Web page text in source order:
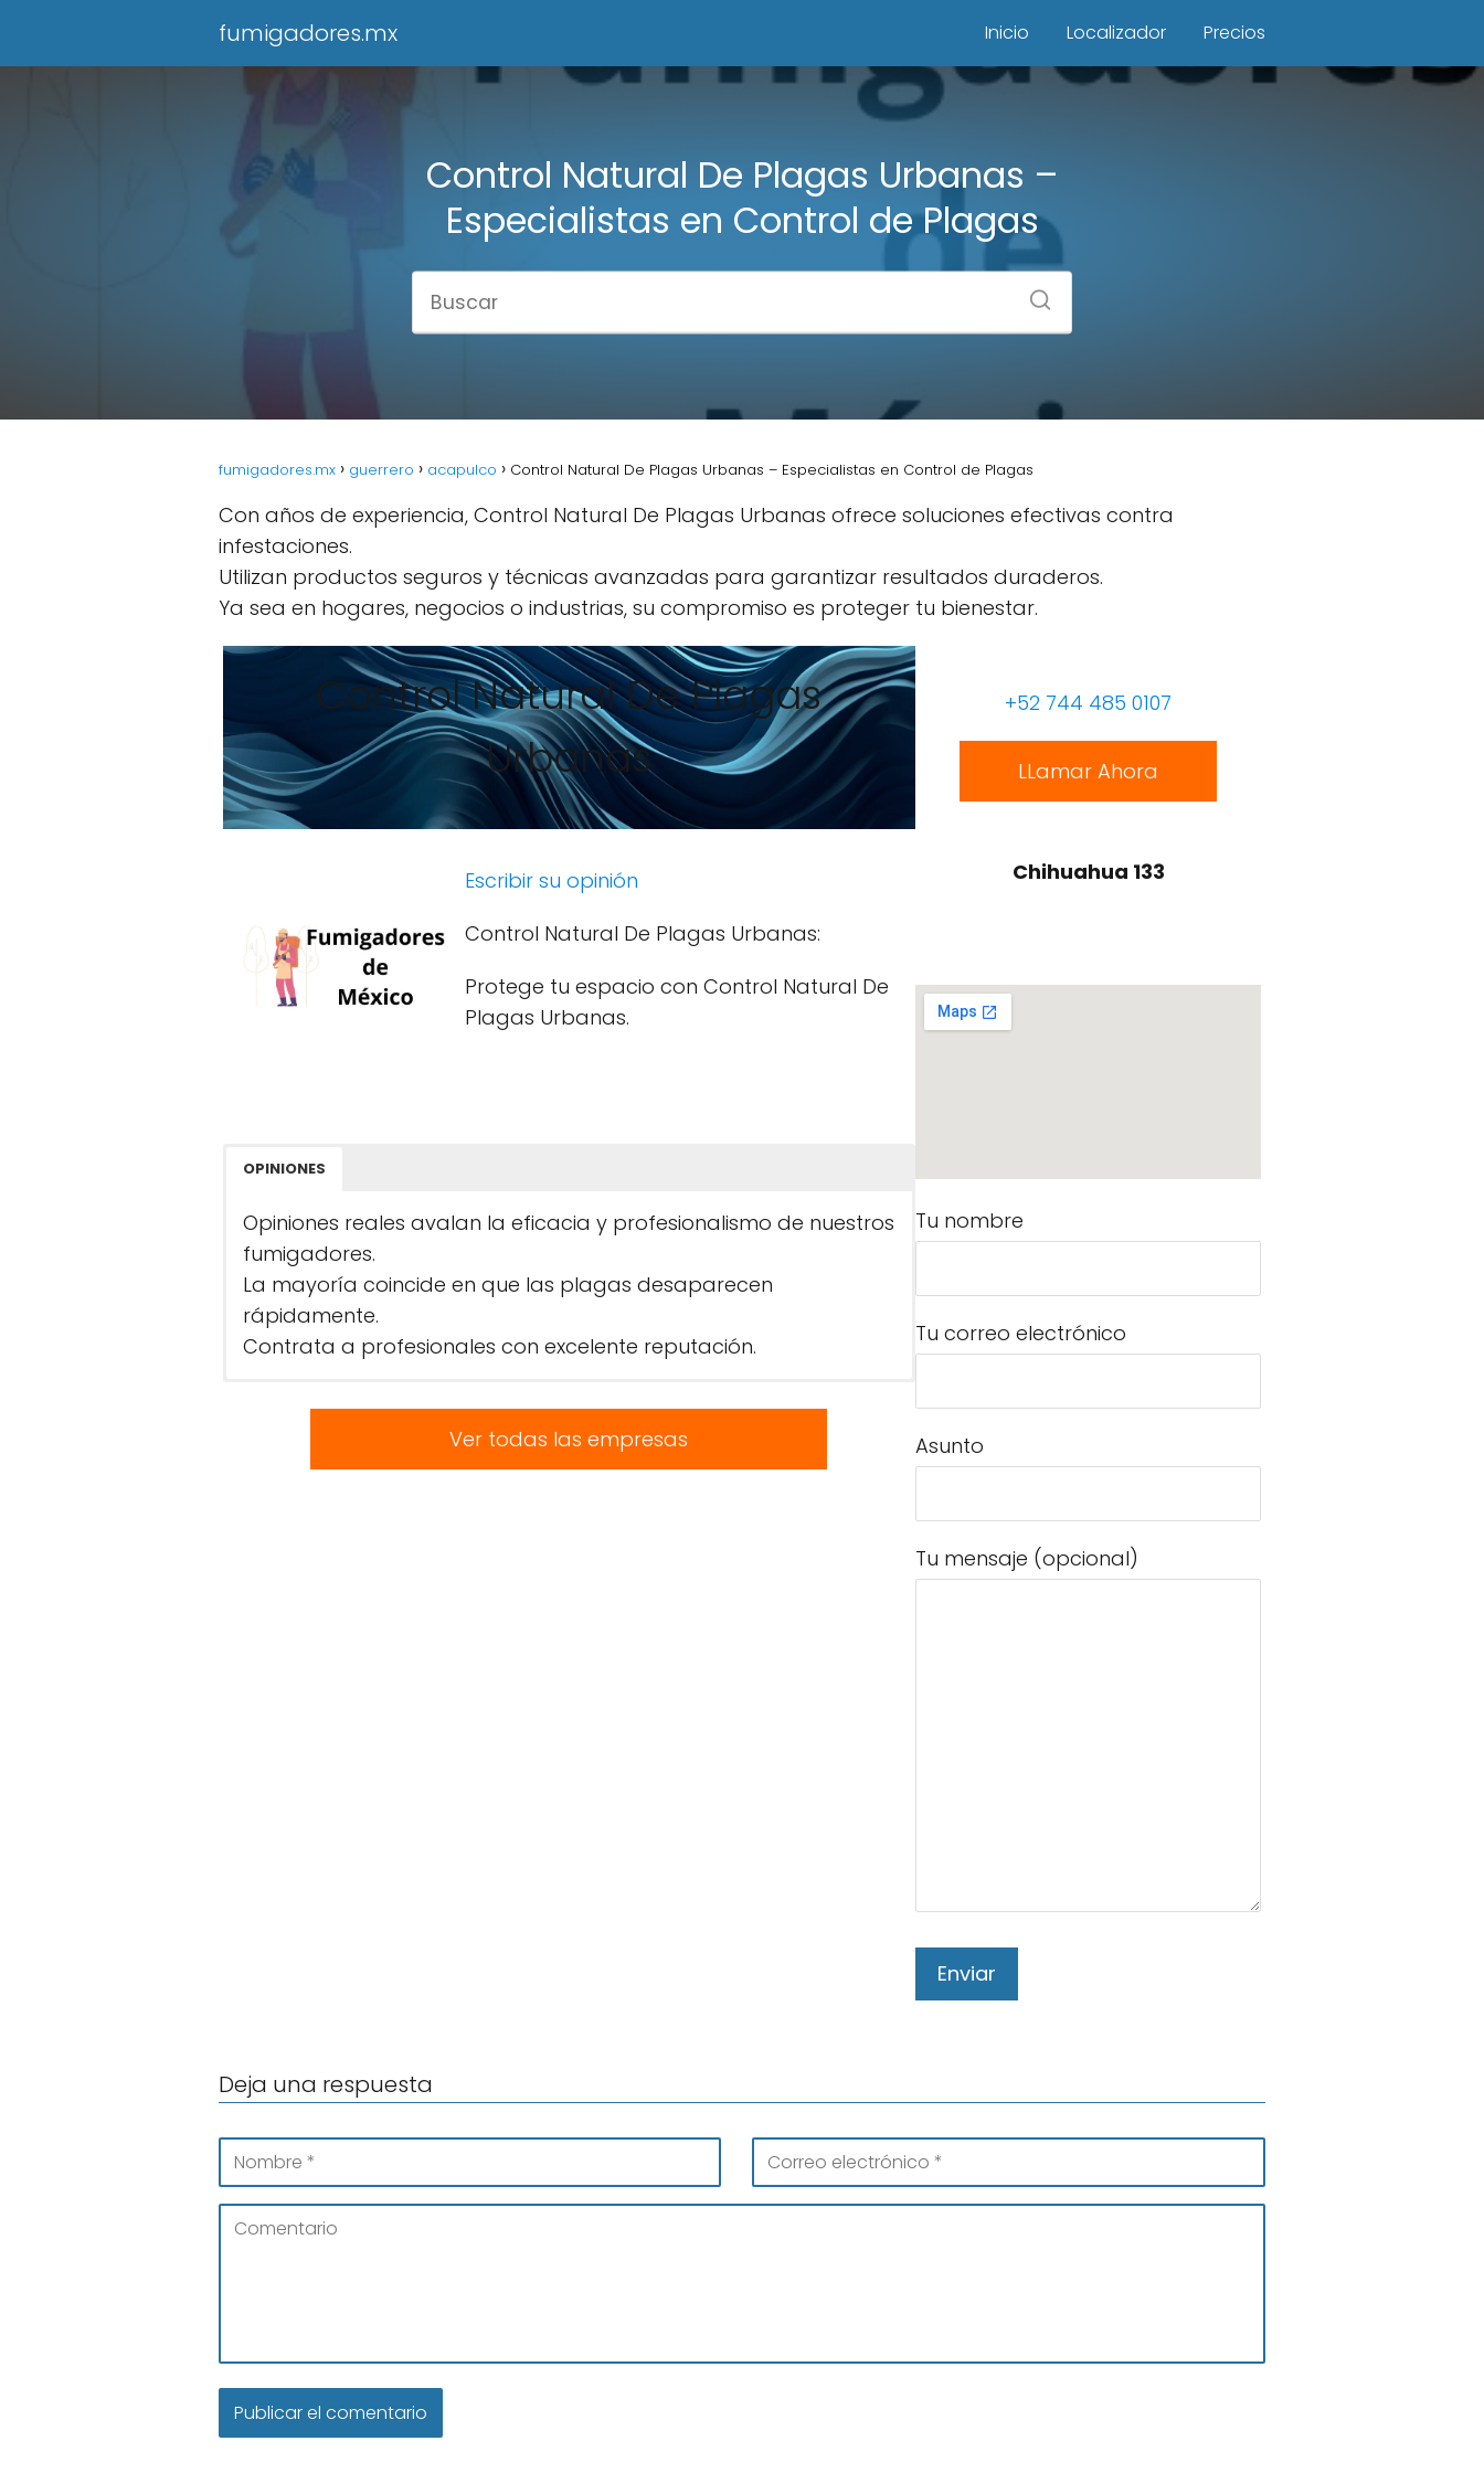
fumigadores.mx Inicio Localizador Precios
Control Natural De Plagas Urbanas –
Especialistas en Control de Plagas
fumigadores.mx guerrero acapulco Control Natural De Plagas Urbanas – Especialistas en Control de Plagas
Con años de experiencia, Control Natural De Plagas Urbanas ofrece soluciones efectivas contra
infestaciones.
Utilizan productos seguros y técnicas avanzadas para garantizar resultados duraderos.
Ya sea en hogares, negocios o industrias, su compromiso es proteger tu bienestar.
Control Natural De Plagas
Urbanas
Escribir su opinión
Control Natural De Plagas Urbanas:
Protege tu espacio con Control Natural De
Plagas Urbanas.
OPINIONES
Opiniones reales avalan la eficacia y profesionalismo de nuestros
fumigadores.
La mayoría coincide en que las plagas desaparecen
rápidamente.
Contrata a profesionales con excelente reputación.
Ver todas las empresas
+52 744 485 0107
LLamar Ahora
Chihuahua 133
Tu nombre
Tu correo electrónico
Asunto
Tu mensaje (opcional)
Deja una respuesta